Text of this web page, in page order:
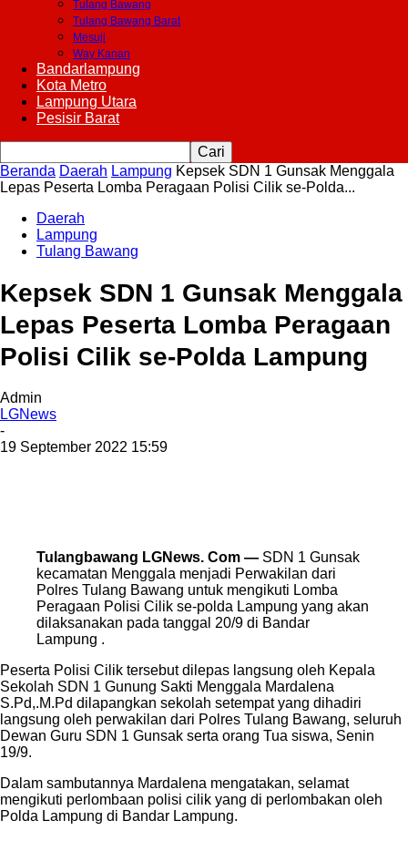
Tulang Bawang
Tulang Bawang Barat
Mesuji
Way Kanan
Bandarlampung
Kota Metro
Lampung Utara
Pesisir Barat
Beranda Daerah Lampung Kepsek SDN 1 Gunsak Menggala
Lepas Peserta Lomba Peragaan Polisi Cilik se-Polda...
Daerah
Lampung
Tulang Bawang
Kepsek SDN 1 Gunsak Menggala
Lepas Peserta Lomba Peragaan
Polisi Cilik se-Polda Lampung
Admin
LGNews
-
19 September 2022 15:59
Tulangbawang LGNews. Com — SDN 1 Gunsak
kecamatan Menggala menjadi Perwakilan dari
Polres Tulang Bawang untuk mengikuti Lomba
Peragaan Polisi Cilik se-polda Lampung yang akan
dilaksanakan pada tanggal 20/9 di Bandar
Lampung .
Peserta Polisi Cilik tersebut dilepas langsung oleh Kepala
Sekolah SDN 1 Gunung Sakti Menggala Mardalena
S.Pd,.M.Pd dilapangkan sekolah setempat yang dihadiri
langsung oleh perwakilan dari Polres Tulang Bawang, seluruh
Dewan Guru SDN 1 Gunsak serta orang Tua siswa, Senin
19/9.
Dalam sambutannya Mardalena mengatakan, selamat
mengikuti perlombaan polisi cilik yang di perlombakan oleh
Polda Lampung di Bandar Lampung.